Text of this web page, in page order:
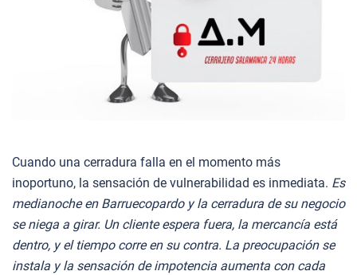
Cuando una cerradura falla en el momento más
inoportuno, la sensación de vulnerabilidad es inmediata. Es
medianoche en Barruecopardo y la cerradura de su negocio
se niega a girar. Un cliente espera fuera, la mercancía está
dentro, y el tiempo corre en su contra. La preocupación se
instala y la sensación de impotencia aumenta con cada